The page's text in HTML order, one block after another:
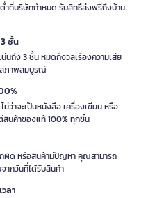
ำที่บริษัทกำหนด รับสิทธิ์ส่งฟรีถึงบ้าน
ชั้น
นถึง 3 ชั้น หมดกังวลเรื่องความเสีย
ภาพสมบูรณ์
ว่าจะเป็นหนังสือ เครื่องเขียน หรือ
สินค้าของแท้ 100% ทุกชิ้น
กผิด หรือสินค้ามีปัญหา คุณสามารถ
ากวันที่ได้รับสินค้า
ลา